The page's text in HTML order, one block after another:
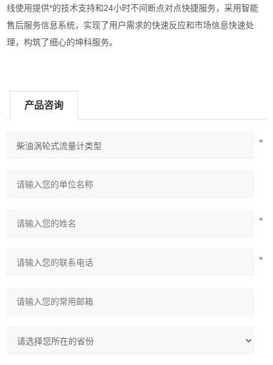
线使用提供*的技术支持和24小时不间断点对点快捷服务，采用智能
售后服务信息系统，实现了用户需求的快速反应和市场信息快速处
理，构筑了细心的坤科服务。
产品咨询